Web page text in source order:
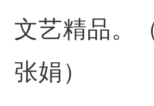
文艺精品。
张娟）